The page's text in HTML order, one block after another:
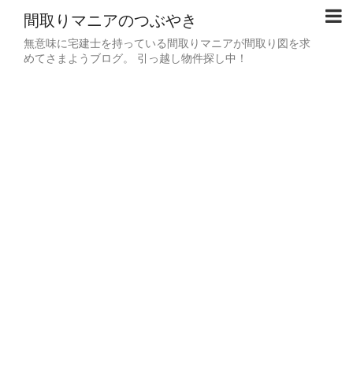
間取りマニアのつぶやき
無意味に宅建士を持っている間取りマニアが間取り図を求
めてさまようブログ。 引っ越し物件探し中！